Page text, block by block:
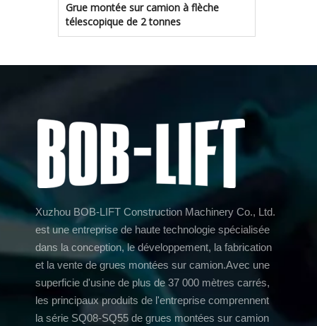
Grue montée sur camion à flèche
télescopique de 2 tonnes
Xuzhou BOB-LIFT Construction Machinery Co., Ltd.
est une entreprise de haute technologie spécialisée
dans la conception, le développement, la fabrication
et la vente de grues montées sur camion.Avec une
superficie d'usine de plus de 37 000 mètres carrés,
les principaux produits de l'entreprise comprennent
la série SQ08-SQ55 de grues montées sur camion